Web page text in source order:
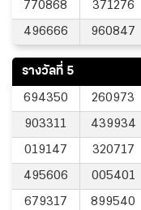
770868
371276
496666
960847
รางวัลที่ 5
694350 260973
903311
439934
019147
320717
495606
005401
679317
899540